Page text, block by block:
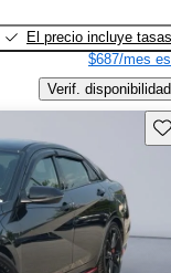
El precio incluye tasas
$687/mes
Verif. disponibilidad